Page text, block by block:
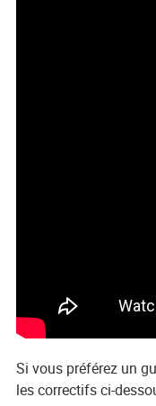
Si vous préférez un
les correctifs ci-